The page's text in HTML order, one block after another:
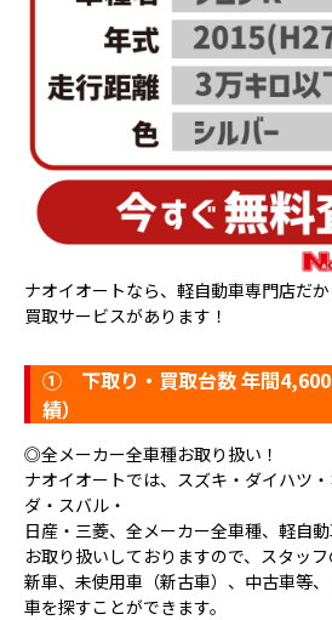
ナオイオートなら、軽自動車専門店だ
買取サービスがあります！
① 下取り・買取台数 年間
績）
◎全メーカー全車種お取り扱い！
ナオイオートでは、スズキ・ダイハツ
ダ・スバル・
日産・三菱、全メーカー全車種、軽自
お取り扱いしておりますので、スタッフ
新車、未使用車（新古車）、中古車等
車を探すことができます。